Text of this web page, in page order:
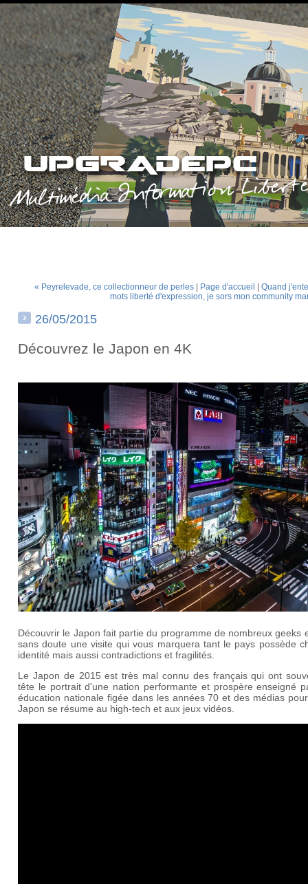
« Peyrelevade, ce collectionneur de perles Page d'accueil
Quand
mots liberté d'expression, je sors mon community
26/05/2015
Découvrez le Japon en 4K
Découvrir le Japon fait partie du programme de nombreux geeks
sans doute une visite qui vous marquera tant le pays possède
identité mais aussi contradictions et fragilités.
Le Japon de 2015 est très mal connu des français qui ont
tête le portrait d'une nation performante et prospère enseigné
éducation nationale figée dans les années 70 et des médias
Japon se résume au high-tech et aux jeux vidéos.